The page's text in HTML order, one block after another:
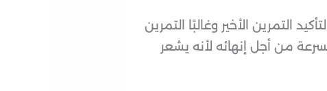
20 جلسة، 5 تمارين كل تمرين 4 جلسات. فبالتأكيد التمرين الأخير وغالبًا التمرين
من أجل إنهائه لأنه يشعر